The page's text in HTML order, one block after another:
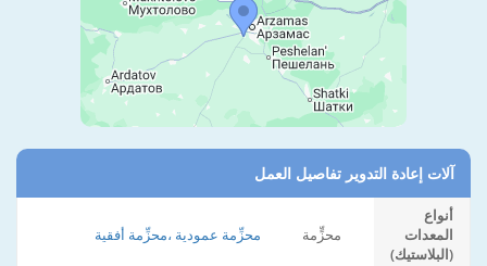
آلات إعادة التدوير تفاصيل العمل
أنواع
المعدات
(البلاستيك)
محزٍّمة محزِّمة عمودية ،محزِّمة أفقية